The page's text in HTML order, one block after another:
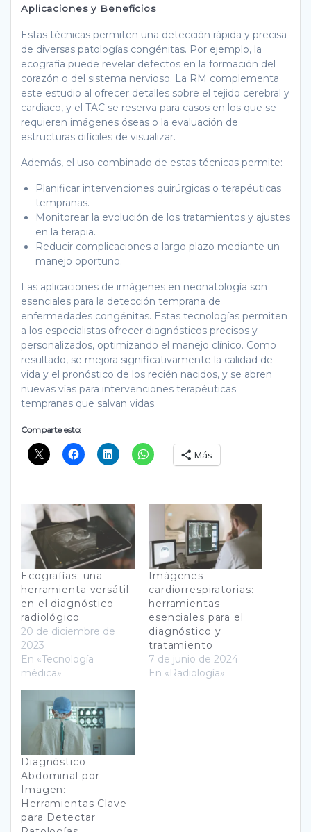
Aplicaciones y Beneficios
Estas técnicas permiten una detección rápida y precisa
de diversas patologías congénitas. Por ejemplo, la
ecografía puede revelar defectos en la formación del
corazón o del sistema nervioso. La RM complementa
este estudio al ofrecer detalles sobre el tejido cerebral y
cardiaco, y el TAC se reserva para casos en los que se
requieren imágenes óseas o la evaluación de
estructuras difíciles de visualizar.
Además, el uso combinado de estas técnicas permite:
Planificar intervenciones quirúrgicas o terapéuticas
tempranas.
Monitorear la evolución de los tratamientos y ajustes
en la terapia.
Reducir complicaciones a largo plazo mediante un
manejo oportuno.
Las aplicaciones de imágenes en neonatología son
esenciales para la detección temprana de
enfermedades congénitas. Estas tecnologías permiten
a los especialistas ofrecer diagnósticos precisos y
personalizados, optimizando el manejo clínico. Como
resultado, se mejora significativamente la calidad de
vida y el pronóstico de los recién nacidos, y se abren
nuevas vías para intervenciones terapéuticas
tempranas que salvan vidas.
Comparte esto:
Más
Ecografías: una
herramienta versátil
en el diagnóstico
radiológico
20 de diciembre de
2023
En «Tecnología
médica»
Imágenes
cardiorrespiratorias:
herramientas
esenciales para el
diagnóstico y
tratamiento
7 de junio de 2024
En «Radiología»
Diagnóstico
Abdominal por
Imagen:
Herramientas Clave
para Detectar